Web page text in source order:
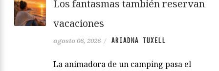
Los fantasmas también reservan
vacaciones
agosto 06, 2026 / ARIADNA TUXELL
La animadora de un camping pasa el